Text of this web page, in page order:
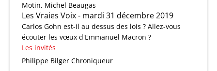
Motin, Michel Beaugas
Les Vraies Voix - mardi 31 décembre 2019
Carlos Gohn est-il au dessus des lois ? Allez-vous
écouter les vœux d'Emmanuel Macron ?
Les invités
Philippe Bilger Chroniqueur